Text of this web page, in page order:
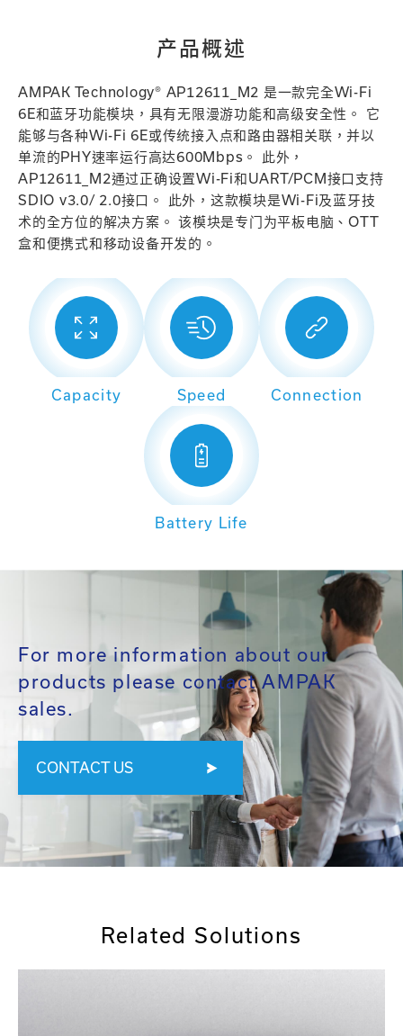
产品概述
AMPAK Technology® AP12611_M2 是一款完全Wi-Fi
6E和蓝牙功能模块，具有无限漫游功能和高级安全性。 它
能够与各种Wi-Fi 6E或传统接入点和路由器相关联，并以
单流的PHY速率运行高达600Mbps。 此外，
AP12611_M2通过正确设置Wi-Fi和UART/PCM接口支持
SDIO v3.0/ 2.0接口。 此外，这款模块是Wi-Fi及蓝牙技
术的全方位的解决方案。 该模块是专门为平板电脑、OTT
盒和便携式和移动设备开发的。
Capacity Speed Connection
Battery Life
For more information about our
products please contact AMPAK
sales.
CONTACT US
Related Solutions